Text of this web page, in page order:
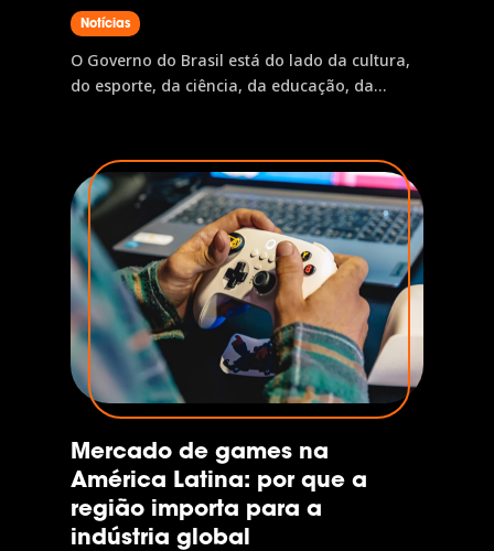
Notícias
O Governo do Brasil está do lado da cultura,
do esporte, da ciência, da educação, da
realidade e o nosso país avança. Por isso, o
Governo do Brasil tem orgulho de patrocinar
a...
Mercado de games na
América Latina: por que a
região importa para a
indústria global